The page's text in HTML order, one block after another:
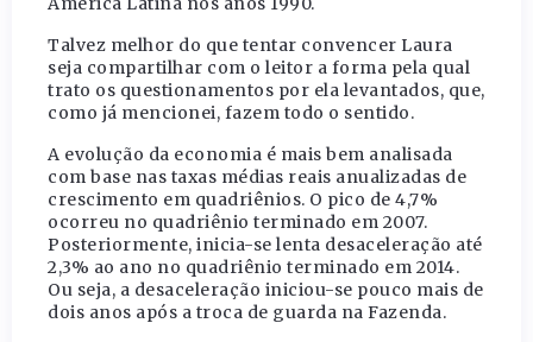
Talvez melhor do que tentar convencer Laura
seja compartilhar com o leitor a forma pela qual
trato os questionamentos por ela levantados, que,
como já mencionei, fazem todo o sentido.
A evolução da economia é mais bem analisada
com base nas taxas médias reais anualizadas de
crescimento em quadriênios. O pico de 4,7%
ocorreu no quadriênio terminado em 2007.
Posteriormente, inicia-se lenta desaceleração até
2,3% ao ano no quadriênio terminado em 2014.
Ou seja, a desaceleração iniciou-se pouco mais de
dois anos após a troca de guarda na Fazenda.